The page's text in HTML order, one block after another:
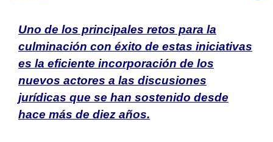
Uno de los principales retos para la
culminación con éxito de estas iniciativas
es la eficiente incorporación de los
nuevos actores a las discusiones
jurídicas que se han sostenido desde
hace más de diez años.